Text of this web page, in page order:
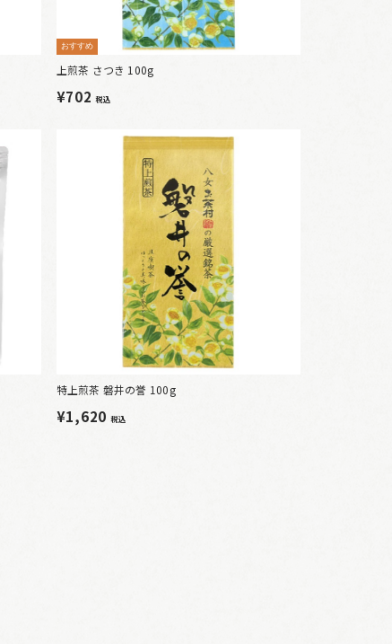
おすすめ
上煎茶 さつき 100g
¥702税込
特上煎茶 磐井の誉 100g
¥1,620 税込